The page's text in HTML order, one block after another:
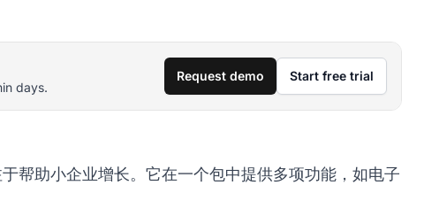
days.
Request demo Start free trial
帮助小企业增长。它在一个包中提供多项功能，如电子